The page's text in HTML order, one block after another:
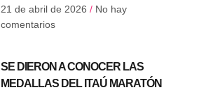
21 de abril de 2026 No hay
comentarios
SE DIERON A CONOCER LAS
MEDALLAS DEL ITAÚ MARATÓN